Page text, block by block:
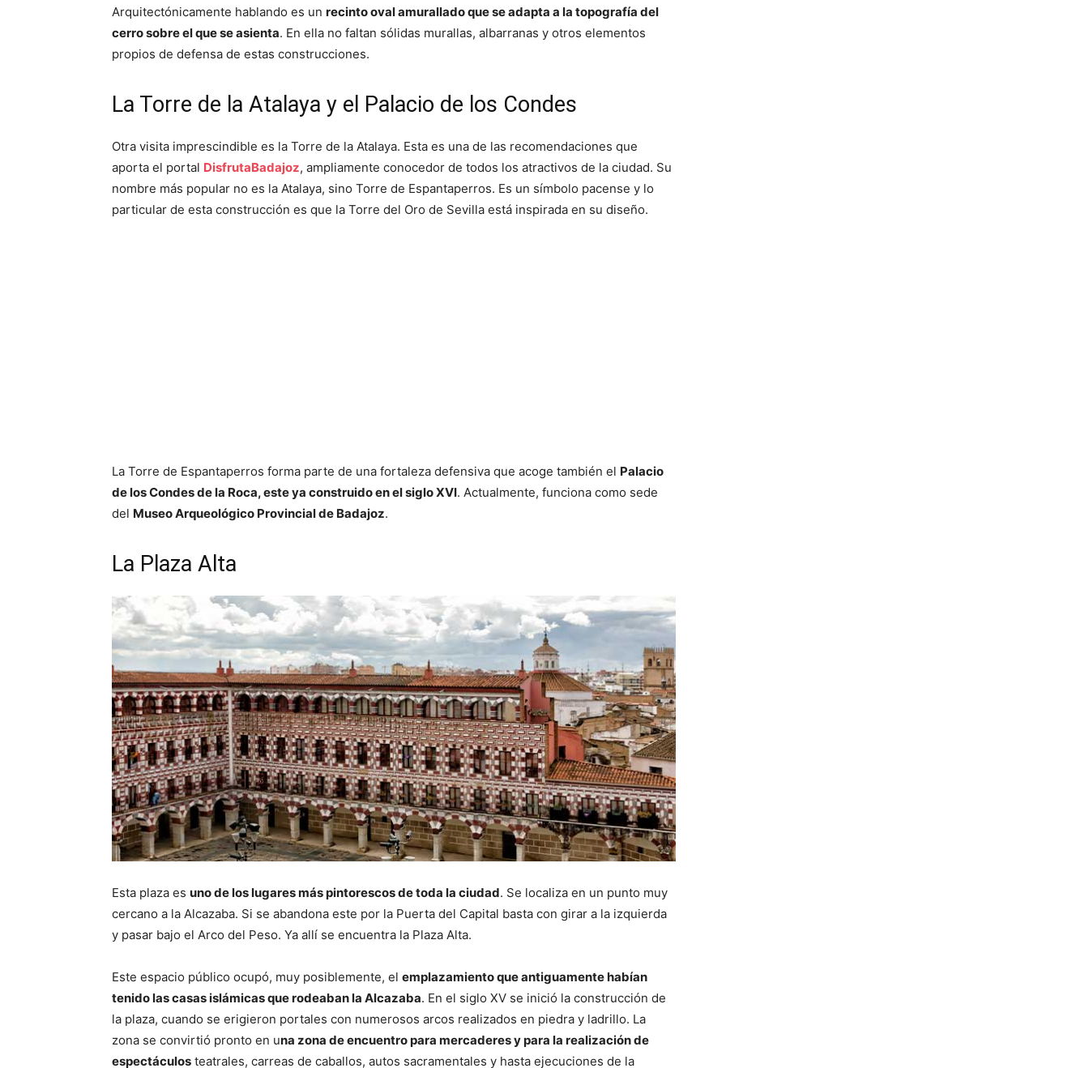
Arquitectónicamente hablando es un recinto oval amurallado que se adapta a la topografía del
cerro sobre el que se asienta. En ella no faltan sólidas murallas, albarranas y otros elementos
propios de defensa de estas construcciones.
La Torre de la Atalaya y el Palacio de los Condes
Otra visita imprescindible es la Torre de la Atalaya. Esta es una de las recomendaciones que
aporta el portal DisfrutaBadajoz, ampliamente conocedor de todos los atractivos de la ciudad. Su
nombre más popular no es la Atalaya, sino Torre de Espantaperros. Es un símbolo pacense y lo
particular de esta construcción es que la Torre del Oro de Sevilla está inspirada en su diseño.
La Torre de Espantaperros forma parte de una fortaleza defensiva que acoge también el Palacio
de los Condes de la Roca, este ya construido en el siglo XVI. Actualmente, funciona como sede
del Museo Arqueológico Provincial de Badajoz.
La Plaza Alta
Esta plaza es uno de los lugares más pintorescos de toda la ciudad. Se localiza en un punto muy
cercano a la Alcazaba. Si se abandona este por la Puerta del Capital basta con girar a la izquierda
y pasar bajo el Arco del Peso. Ya allí se encuentra la Plaza Alta.
Este espacio público ocupó, muy posiblemente, el emplazamiento que antiguamente habían
tenido las casas islámicas que rodeaban la Alcazaba. En el siglo XV se inició la construcción de
la plaza, cuando se erigieron portales con numerosos arcos realizados en piedra y ladrillo. La
zona se convirtió pronto en una zona de encuentro para mercaderes y para la realización de
espectáculos teatrales, carreas de caballos, autos sacramentales y hasta ejecuciones de la